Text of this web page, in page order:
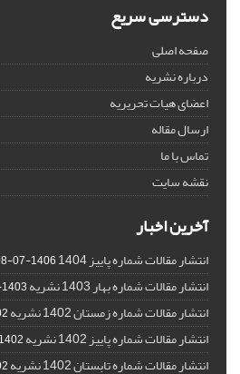
دسترسی سریع
صفحه اصلی
درباره نشریه
اعضای هیات تحریریه
ارسال مقاله
تماس با ما
نقشه سایت
آخرین اخبار
انتشار مقالات شماره پاییز 1404 1406-07-08
انتشار مقالات شماره بهار 1403 نشریه 1403-03-31
انتشار مقالات شماره زمستان 1402 نشریه
انتشار مقالات شماره پاییز 1402 نشریه 1402-09-30
انتشار مقالات شماره تابستان 1402 نشریه